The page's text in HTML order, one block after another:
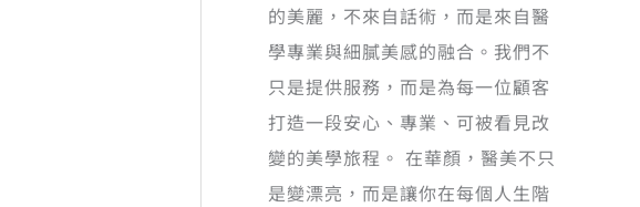
的美麗，不來自話術，而是來自醫
學專業與細膩美感的融合。我們不
只是提供服務，而是為每一位顧客
打造一段安心、專業、可被看見改
變的美學旅程。 在華顏，醫美不只
是變漂亮，而是讓你在每個人生階